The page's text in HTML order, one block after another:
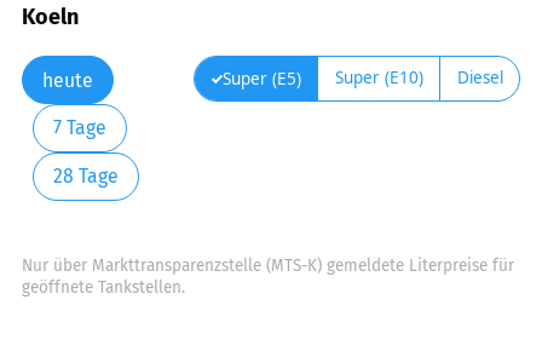
Koeln
heute
7 Tage
28 Tage
Super (E5) Super (E10) Diesel
Nur über Markttransparenzstelle (MTS-K) gemeldete Literpreise für
geöffnete Tankstellen.